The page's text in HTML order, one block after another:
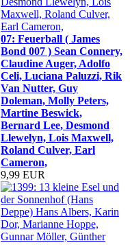
07: Feuerball ( James
Bond 007 ) Sean Connery,
Claudine Auger, Adolfo
Celi, Luciana Paluzzi, Rik
Van Nutter, Guy
Doleman, Molly Peters,
Martine Beswick,
Bernard Lee, Desmond
Llewelyn, Lois Maxwell,
Roland Culver, Earl
Cameron,
9,99 EUR